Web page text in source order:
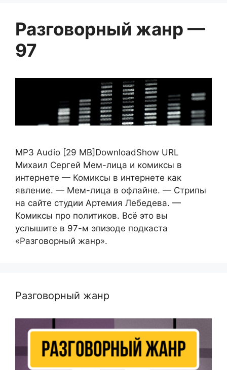
Разговорный жанр —
97
MP3 Audio [29 MB]DownloadShow URL
Михаил Сергей Мем-лица и комиксы в
интернете — Комиксы в интернете как
явление. — Мем-лица в офлайне. — Стрипы
на сайте студии Артемия Лебедева. —
Комиксы про политиков. Всё это вы
услышите в 97-м эпизоде подкаста
«Разговорный жанр».
Разговорный жанр